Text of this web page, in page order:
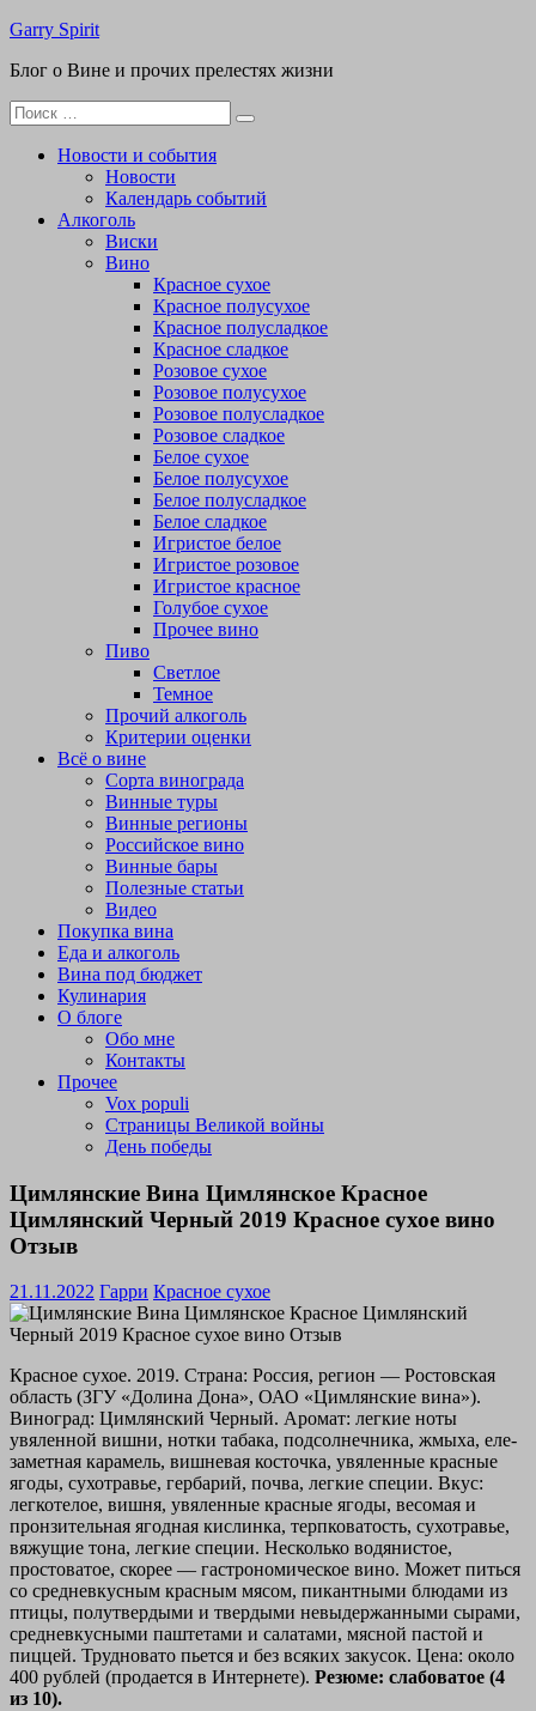
Перейти
содержимому
Garry Spirit
Блог о Вине и прочих прелестях жизни
Поиск
для:
Новости и события
Новости
Календарь событий
Алкоголь
Виски
Вино
Красное сухое
Красное полусухое
Красное полусладкое
Красное сладкое
Розовое сухое
Розовое полусухое
Розовое полусладкое
Розовое сладкое
Белое сухое
Белое полусухое
Белое полусладкое
Белое сладкое
Игристое белое
Игристое розовое
Игристое красное
Голубое сухое
Прочее вино
Пиво
Светлое
Темное
Прочий алкоголь
Критерии оценки
Всё о вине
Сорта винограда
Винные туры
Винные регионы
Российское вино
Винные бары
Полезные статьи
Видео
Покупка вина
Еда и алкоголь
Вина под бюджет
Кулинария
О блоге
Обо мне
Контакты
Прочее
Vox populi
Страницы Великой войны
День победы
Цимлянские Вина Цимлянское Красное
Цимлянский Черный 2019 Красное сухое вино
Отзыв
21.11.2022 Гарри Красное сухое
Красное сухое. 2019. Страна: Россия, регион — Ростовская
область (ЗГУ «Долина Дона», ОАО «Цимлянские вина»).
Виноград: Цимлянский Черный. Аромат: легкие ноты
увяленной вишни, нотки табака, подсолнечника, жмыха, еле-
заметная карамель, вишневая косточка, увяленные красные
ягоды, сухотравье, гербарий, почва, легкие специи. Вкус:
легкотелое, вишня, увяленные красные ягоды, весомая и
пронзительная ягодная кислинка, терпковатость, сухотравье,
вяжущие тона, легкие специи. Несколько водянистое,
простоватое, скорее — гастрономическое вино. Может питься
со средневкусным красным мясом, пикантными блюдами из
птицы, полутвердыми и твердыми невыдержанными сырами,
средневкусными паштетами и салатами, мясной пастой и
пиццей. Трудновато пьется и без всяких закусок. Цена: около
400 рублей (продается в Интернете). Резюме: слабоватое (4
из 10).